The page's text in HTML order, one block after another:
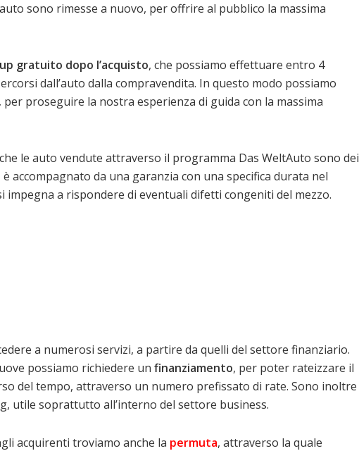
sono rimesse a nuovo, per offrire al pubblico la massima
gratuito dopo l’acquisto, che possiamo effettuare entro 4
dall’auto dalla compravendita. In questo modo possiamo
proseguire la nostra esperienza di guida con la massima
le auto vendute attraverso il programma Das WeltAuto sono dei
è accompagnato da una garanzia con una specifica durata nel
impegna a rispondere di eventuali difetti congeniti del mezzo.
a numerosi servizi, a partire da quelli del settore finanziario.
possiamo richiedere un finanziamento, per poter rateizzare il
del tempo, attraverso un numero prefissato di rate. Sono inoltre
utile soprattutto all’interno del settore business.
acquirenti troviamo anche la permuta, attraverso la quale